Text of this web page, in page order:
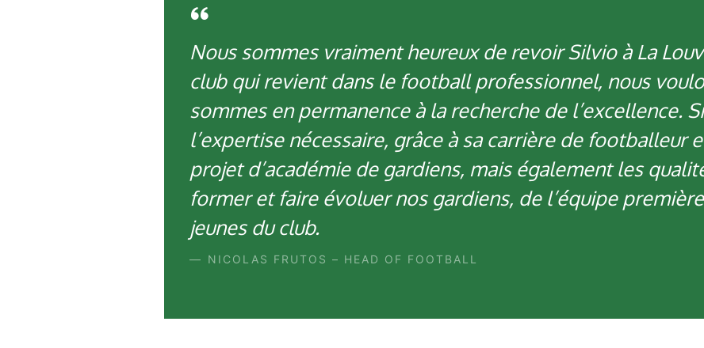
Nous sommes vraiment heureux de revoir Silvio à La
club qui revient dans le football professionnel, nous
sommes en permanence à la recherche de l’excellence.
l’expertise nécessaire, grâce à sa carrière de footballeur
projet d’académie de gardiens, mais également les
former et faire évoluer nos gardiens, de l’équipe première
jeunes du club.
NICOLAS FRUTOS – HEAD OF FOOTBALL